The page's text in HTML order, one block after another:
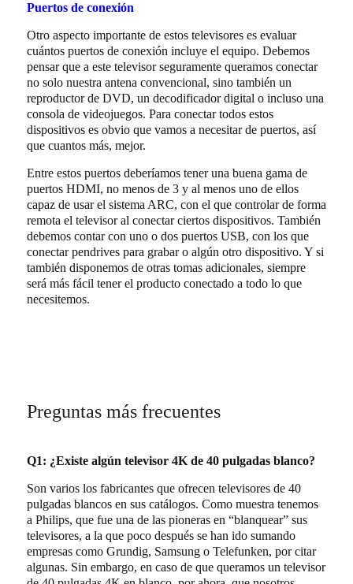
Puertos de conexión
Otro aspecto importante de estos televisores es evaluar
cuántos puertos de conexión incluye el equipo. Debemos
pensar que a este televisor seguramente queramos conectar
no solo nuestra antena convencional, sino también un
reproductor de DVD, un decodificador digital o incluso una
consola de videojuegos. Para conectar todos estos
dispositivos es obvio que vamos a necesitar de puertos, así
que cuantos más, mejor.
Entre estos puertos deberíamos tener una buena gama de
puertos HDMI, no menos de 3 y al menos uno de ellos
capaz de usar el sistema ARC, con el que controlar de forma
remota el televisor al conectar ciertos dispositivos. También
debemos contar con uno o dos puertos USB, con los que
conectar pendrives para grabar o algún otro dispositivo. Y si
también disponemos de otras tomas adicionales, siempre
será más fácil tener el producto conectado a todo lo que
necesitemos.
Preguntas más frecuentes
Q1: ¿Existe algún televisor 4K de 40 pulgadas blanco?
Son varios los fabricantes que ofrecen televisores de 40
pulgadas blancos en sus catálogos. Como muestra tenemos
a Philips, que fue una de las pioneras en “blanquear” sus
televisores, a la que poco después se han ido sumando
empresas como Grundig, Samsung o Telefunken, por citar
algunas. Sin embargo, en caso de que queramos un televisor